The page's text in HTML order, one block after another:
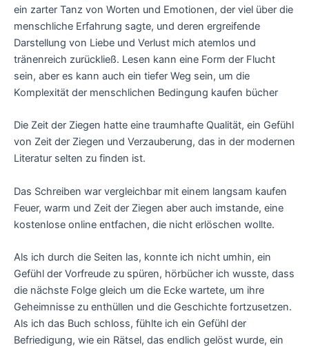
ein zarter Tanz von Worten und Emotionen, der viel über die
menschliche Erfahrung sagte, und deren ergreifende
Darstellung von Liebe und Verlust mich atemlos und
tränenreich zurückließ. Lesen kann eine Form der Flucht
sein, aber es kann auch ein tiefer Weg sein, um die
Komplexität der menschlichen Bedingung kaufen bücher
Die Zeit der Ziegen hatte eine traumhafte Qualität, ein Gefühl
von Zeit der Ziegen und Verzauberung, das in der modernen
Literatur selten zu finden ist.
Das Schreiben war vergleichbar mit einem langsam kaufen
Feuer, warm und Zeit der Ziegen aber auch imstande, eine
kostenlose online entfachen, die nicht erlöschen wollte.
Als ich durch die Seiten las, konnte ich nicht umhin, ein
Gefühl der Vorfreude zu spüren, hörbücher ich wusste, dass
die nächste Folge gleich um die Ecke wartete, um ihre
Geheimnisse zu enthüllen und die Geschichte fortzusetzen.
Als ich das Buch schloss, fühlte ich ein Gefühl der
Befriedigung, wie ein Rätsel, das endlich gelöst wurde, ein